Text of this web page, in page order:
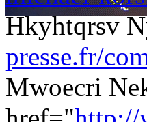
Hkyhtqrsv
presse.fr/
Mwoecri